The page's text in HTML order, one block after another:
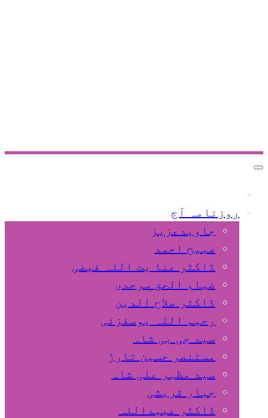
Toggle
اول
روزنامہ آج
جاویدعزیز
صبیح احمد
ڈاکٹر عنا یت اللہ فیضی
ضیاء الحق سرحدی
ڈاکٹر صلاح الدین
رحیم اللہ یوسفزئی
سید جی بی شاہ
مستنصر حسین تارڑ
سید مظہر علی شاہ
جبار قریشی
ڈاکٹر عبیداللہ